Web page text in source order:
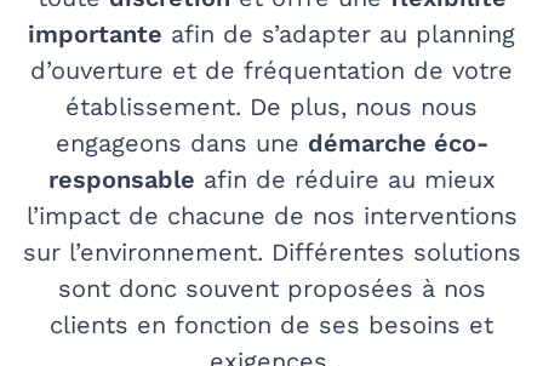
importante afin de s’adapter au planning
d’ouverture et de fréquentation de votre
établissement. De plus, nous nous
engageons dans une démarche éco-
responsable afin de réduire au mieux
l’impact de chacune de nos interventions
sur l’environnement. Différentes solutions
sont donc souvent proposées à nos
clients en fonction de ses besoins et